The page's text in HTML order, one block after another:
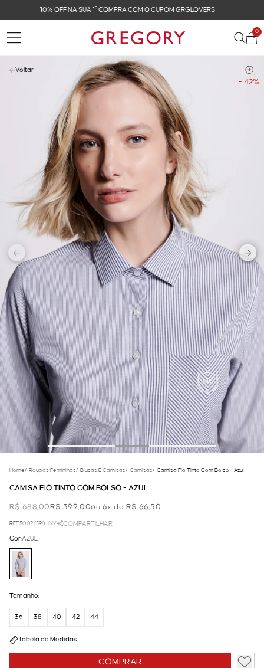
FRETE GRÁTIS NAS COMPRAS ACIMA DE R$ 899
0
- 42%
Voltar
Home/ Roupas Femininas/ Blusas E Camisas/ Camisas/ Camisa Fio Tinto Com Bolso - Azul
CAMISA FIO TINTO COM BOLSO - AZUL
R$ 688,00R$ 399,00ou 6x de R$ 66,50
REF.50.02.0198-066 COMPARTILHAR
COMPRAR
Cor:AZUL
Tamanho:
36 38 40 42 44
Tabela de Medidas